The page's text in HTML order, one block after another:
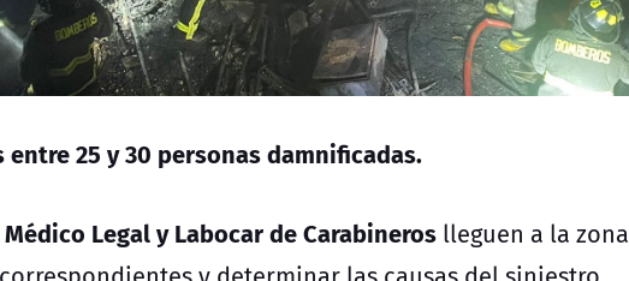
entre 25 y 30 personas damnificadas.
Legal y Labocar de Carabineros lleguen a la zona